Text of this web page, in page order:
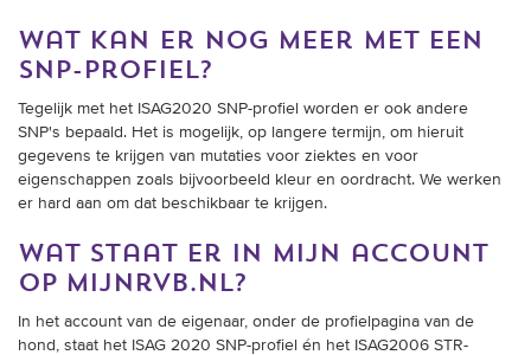
wat kan er nog meer met een
snp-profiel?
Tegelijk met het ISAG2020 SNP-profiel worden er ook andere
SNP's bepaald. Het is mogelijk, op langere termijn, om hieruit
gegevens te krijgen van mutaties voor ziektes en voor
eigenschappen zoals bijvoorbeeld kleur en oordracht. We werken
er hard aan om dat beschikbaar te krijgen.
wat staat er in mijn account
op mijnrvb.nl?
In het account van de eigenaar, onder de profielpagina van de
hond, staat het ISAG 2020 SNP-profiel én het ISAG2006 STR-